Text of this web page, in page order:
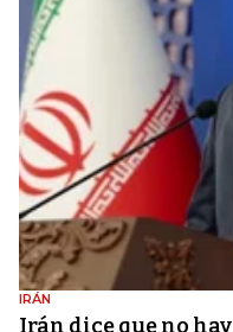
IRÁN
Irán dice que no